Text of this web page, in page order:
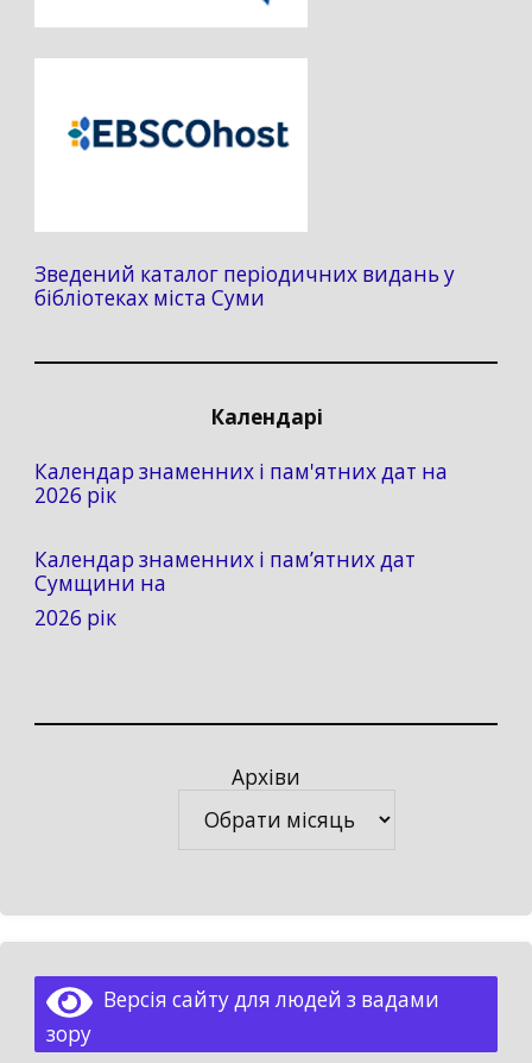
Зведений каталог періодичних видань у
бібліотеках міста Суми
Календарі
Календар знаменних і пам'ятних дат на
2026 рік
Календар знаменних і пам’ятних дат
Сумщини на
2026 рік
Архіви
Версія сайту для людей з вадами
зору